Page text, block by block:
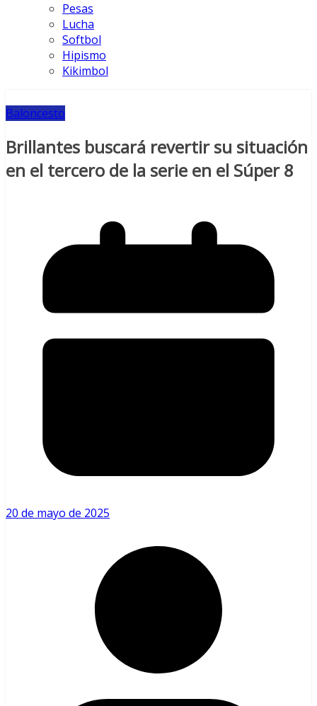
Pesas
Lucha
Softbol
Hipismo
Kikimbol
Baloncesto
Brillantes buscará revertir su situación
en el tercero de la serie en el Súper 8
20 de mayo de 2025